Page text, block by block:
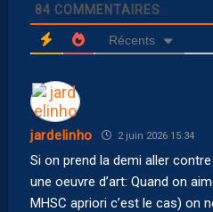
84 COMMENTAIRES
Récents
jardelinho 2 juin 2026 15:34
Si on prend la demi aller
une oeuvre d’art: Quand on
MHSC apriori c’est le cas) on